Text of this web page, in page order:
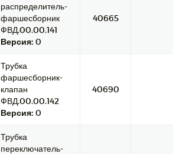
распределитель-
фаршесборник
ФВД.00.00.141
Версия: 0
40665
Трубка
фаршесборник-
клапан
ФВД.00.00.142
Версия: 0
40690
Трубка
переключатель-